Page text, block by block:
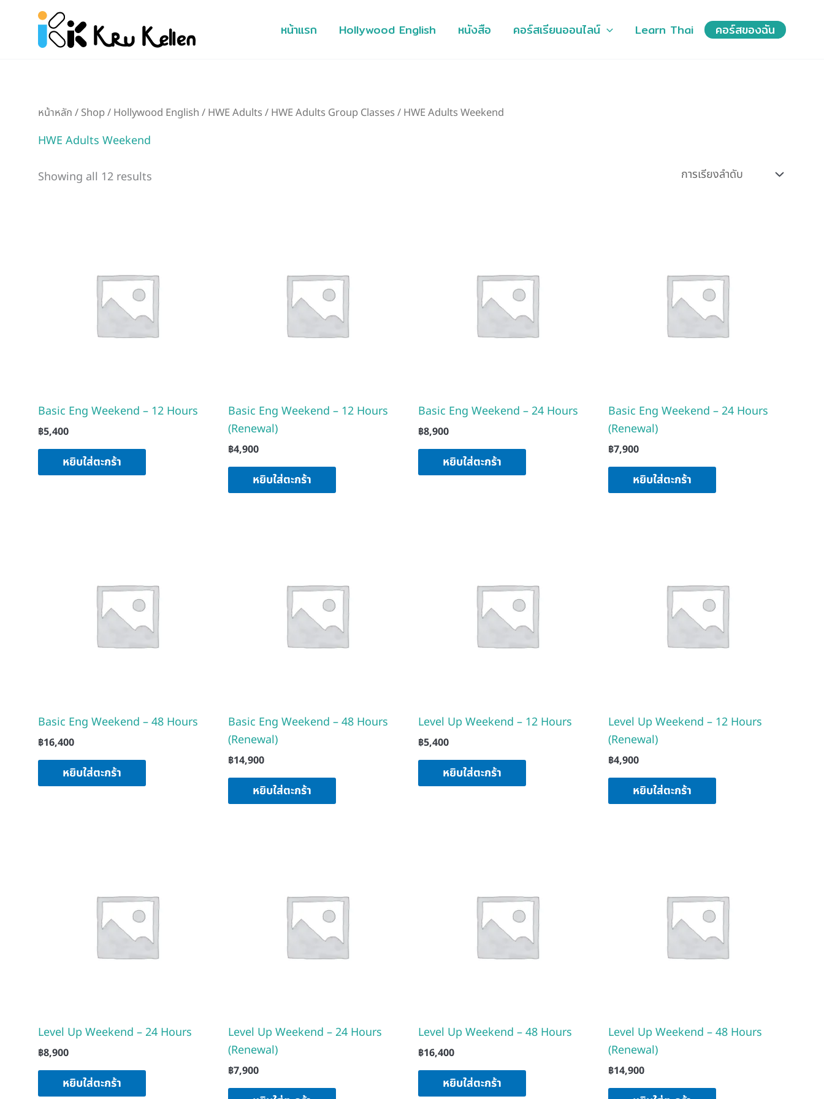
content
หน้าแรก Hollywood English หนังสือ คอร์สเรียนออนไลน์ Learn Thai คอร์สของฉัน
หน้าหลัก / Shop/ Hollywood English / HWE Adults / HWE Adults Group Classes / HWE Adults Weekend
HWE Adults Weekend
Showing all 12 results
Basic Eng Weekend – 12 Hours
฿5,400
หยิบใส่ตะกร้า
Basic Eng Weekend – 12 Hours
(Renewal)
฿4,900
หยิบใส่ตะกร้า
Basic Eng Weekend – 24 Hours
฿8,900
หยิบใส่ตะกร้า
Basic Eng Weekend – 24 Hours
(Renewal)
฿7,900
หยิบใส่ตะกร้า
Basic Eng Weekend – 48 Hours
฿16,400
หยิบใส่ตะกร้า
Basic Eng Weekend – 48 Hours
(Renewal)
฿14,900
หยิบใส่ตะกร้า
Level Up Weekend – 12 Hours
฿5,400
หยิบใส่ตะกร้า
Level Up Weekend – 12 Hours
(Renewal)
฿4,900
หยิบใส่ตะกร้า
Level Up Weekend – 24 Hours
฿8,900
หยิบใส่ตะกร้า
Level Up Weekend – 24 Hours
(Renewal)
฿7,900
Level Up Weekend – 48 Hours
฿16,400
หยิบใส่ตะกร้า
Level Up Weekend – 48 Hours
(Renewal)
฿14,900